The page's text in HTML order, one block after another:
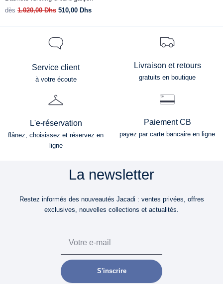
dès 1.020,00Dhs 510,00 Dhs
Service client
à votre écoute
Livraison et retours
gratuits en boutique
L'e-réservation
flânez, choisissez et réservez en
ligne
Paiement CB
payez par carte bancaire en ligne
La newsletter
Restez informés des nouveautés Jacadi : ventes privées, offres
exclusives, nouvelles collections et actualités.
S'inscrire